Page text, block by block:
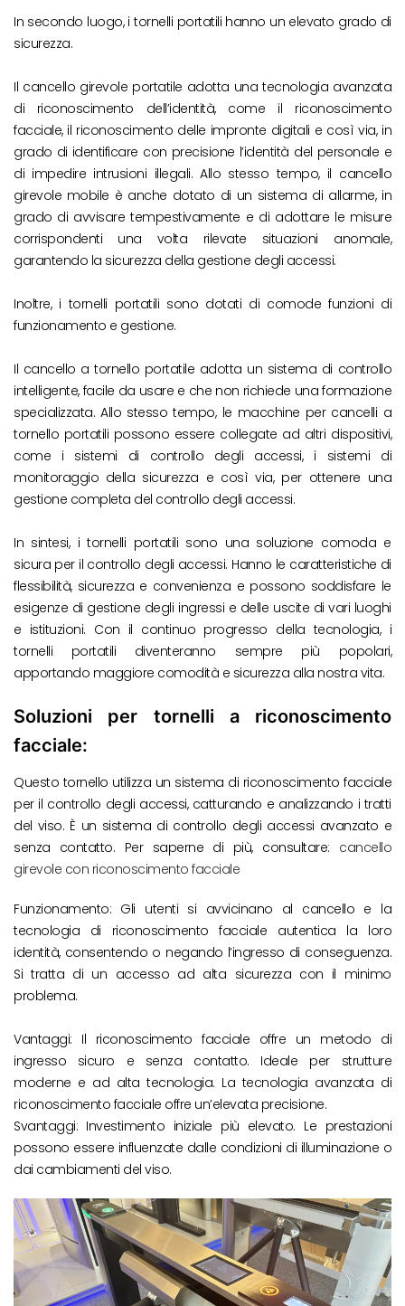
In secondo luogo, i tornelli portatili hanno un elevato grado di
sicurezza.
Il cancello girevole portatile adotta una tecnologia avanzata
di riconoscimento dell’identità, come il riconoscimento
facciale, il riconoscimento delle impronte digitali e così via, in
grado di identificare con precisione l’identità del personale e
di impedire intrusioni illegali. Allo stesso tempo, il cancello
girevole mobile è anche dotato di un sistema di allarme, in
grado di avvisare tempestivamente e di adottare le misure
corrispondenti una volta rilevate situazioni anomale,
garantendo la sicurezza della gestione degli accessi.
Inoltre, i tornelli portatili sono dotati di comode funzioni di
funzionamento e gestione.
Il cancello a tornello portatile adotta un sistema di controllo
intelligente, facile da usare e che non richiede una formazione
specializzata. Allo stesso tempo, le macchine per cancelli a
tornello portatili possono essere collegate ad altri dispositivi,
come i sistemi di controllo degli accessi, i sistemi di
monitoraggio della sicurezza e così via, per ottenere una
gestione completa del controllo degli accessi.
In sintesi, i tornelli portatili sono una soluzione comoda e
sicura per il controllo degli accessi. Hanno le caratteristiche di
flessibilità, sicurezza e convenienza e possono soddisfare le
esigenze di gestione degli ingressi e delle uscite di vari luoghi
e istituzioni. Con il continuo progresso della tecnologia, i
tornelli portatili diventeranno sempre più popolari,
apportando maggiore comodità e sicurezza alla nostra vita.
Soluzioni per tornelli a riconoscimento
facciale:
Questo tornello utilizza un sistema di riconoscimento facciale
per il controllo degli accessi, catturando e analizzando i tratti
del viso. È un sistema di controllo degli accessi avanzato e
senza contatto. Per saperne di più, consultare: cancello
girevole con riconoscimento facciale
Funzionamento: Gli utenti si avvicinano al cancello e la
tecnologia di riconoscimento facciale autentica la loro
identità, consentendo o negando l’ingresso di conseguenza.
Si tratta di un accesso ad alta sicurezza con il minimo
problema.
Vantaggi: Il riconoscimento facciale offre un metodo di
ingresso sicuro e senza contatto. Ideale per strutture
moderne e ad alta tecnologia. La tecnologia avanzata di
riconoscimento facciale offre un’elevata precisione.
Svantaggi: Investimento iniziale più elevato. Le prestazioni
possono essere influenzate dalle condizioni di illuminazione o
dai cambiamenti del viso.